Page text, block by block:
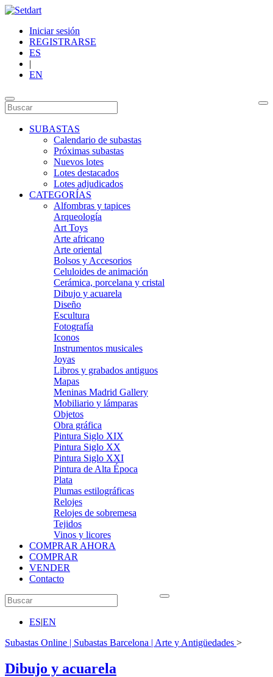
Iniciar sesión
REGISTRARSE
ES
|
EN
SUBASTAS
Calendario de subastas
Próximas subastas
Nuevos lotes
Lotes destacados
Lotes adjudicados
CATEGORÍAS
Alfombras y tapices
Arqueología
Art Toys
Arte africano
Arte oriental
Bolsos y Accesorios
Celuloides de animación
Cerámica, porcelana y cristal
Dibujo y acuarela
Diseño
Escultura
Fotografía
Iconos
Instrumentos musicales
Joyas
Libros y grabados antiguos
Mapas
Meninas Madrid Gallery
Mobiliario y lámparas
Objetos
Obra gráfica
Pintura Siglo XIX
Pintura Siglo XX
Pintura Siglo XXI
Pintura de Alta Época
Plata
Plumas estilográficas
Relojes
Relojes de sobremesa
Tejidos
Vinos y licores
COMPRAR AHORA
COMPRAR
VENDER
Contacto
ES|EN
Subastas Online | Subastas Barcelona | Arte y Antigüedades >
Dibujo y acuarela